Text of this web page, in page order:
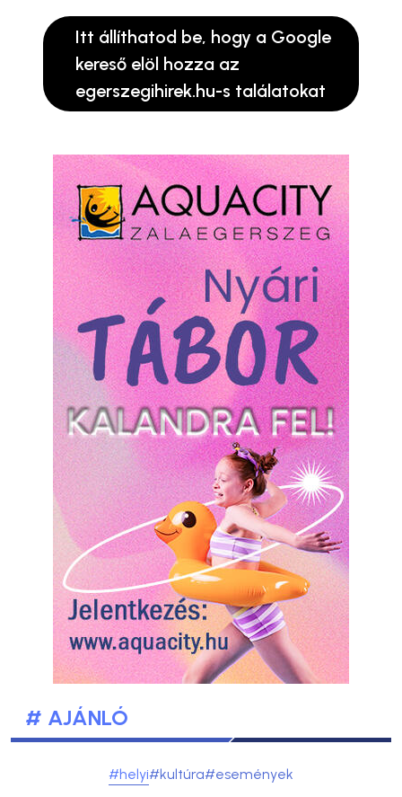
Itt állíthatod be, hogy a Google
kereső elöl hozza az
egerszegihirek.hu-s találatokat
# AJÁNLÓ
#helyi#kultúra#események